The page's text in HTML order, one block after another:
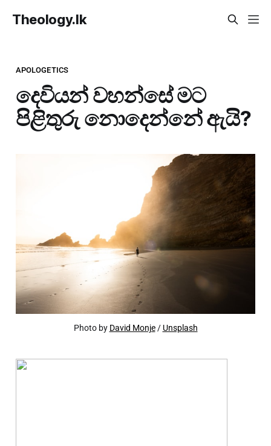
Theology.lk
APOLOGETICS
දෙවියන් වහන්සේ මට
පිළිතුරු නොදෙන්නේ ඇයි?
Photo by David Monje/ Unsplash